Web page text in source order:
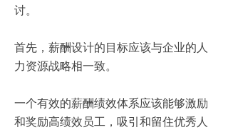
讨。
首先，薪酬设计的目标应该与企业的人
力资源战略相一致。
一个有效的薪酬绩效体系应该能够激励
和奖励高绩效员工，吸引和留住优秀人